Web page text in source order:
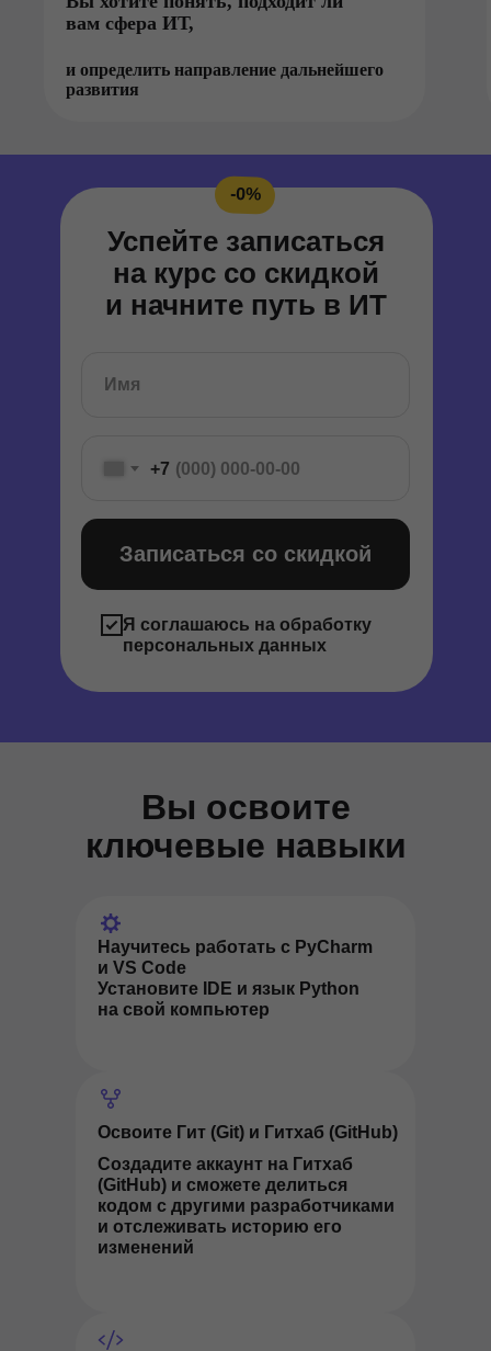
вам сфера ИТ,
и определить направление дальнейшего
развития
+7
Записаться со скидкой
Успейте записаться
на курс со скидкой
и начните путь в ИТ
-0%
Я соглашаюсь на обработку
персональных данных
Вы освоите
ключевые навыки
Научитесь работать с PyCharm
и VS Code
Установите IDE и язык Python
на свой компьютер
Освоите Гит (Git) и Гитхаб (GitHub)
Создадите аккаунт на Гитхаб
(GitHub) и сможете делиться
кодом с другими разработчиками
и отслеживать историю его
изменений